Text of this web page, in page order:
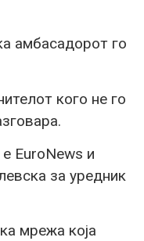
амбасадорот го
кого не го
EuroNews и
за уредник
мрежа која